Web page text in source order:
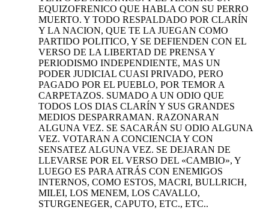
EQUIZOFRENICO QUE HABLA CON SU PERRO
MUERTO. Y TODO RESPALDADO POR CLARÍN
Y LA NACION, QUE TE LA JUEGAN COMO
PARTIDO POLITICO, Y SE DEFIENDEN CON EL
VERSO DE LA LIBERTAD DE PRENSA Y
PERIODISMO INDEPENDIENTE, MAS UN
PODER JUDICIAL CUASI PRIVADO, PERO
PAGADO POR EL PUEBLO, POR TEMOR A
CARPETAZOS. SUMADO A UN ODIO QUE
TODOS LOS DIAS CLARÍN Y SUS GRANDES
MEDIOS DESPARRAMAN. RAZONARAN
ALGUNA VEZ. SE SACARÁN SU ODIO ALGUNA
VEZ. VOTARAN A CONCIENCIA Y CON
SENSATEZ ALGUNA VEZ. SE DEJARAN DE
LLEVARSE POR EL VERSO DEL «CAMBIO», Y
LUEGO ES PARA ATRÁS CON ENEMIGOS
INTERNOS, COMO ESTOS, MACRI, BULLRICH,
MILEI, LOS MENEM, LOS CAVALLO,
STURGENEGER, CAPUTO, ETC., ETC..